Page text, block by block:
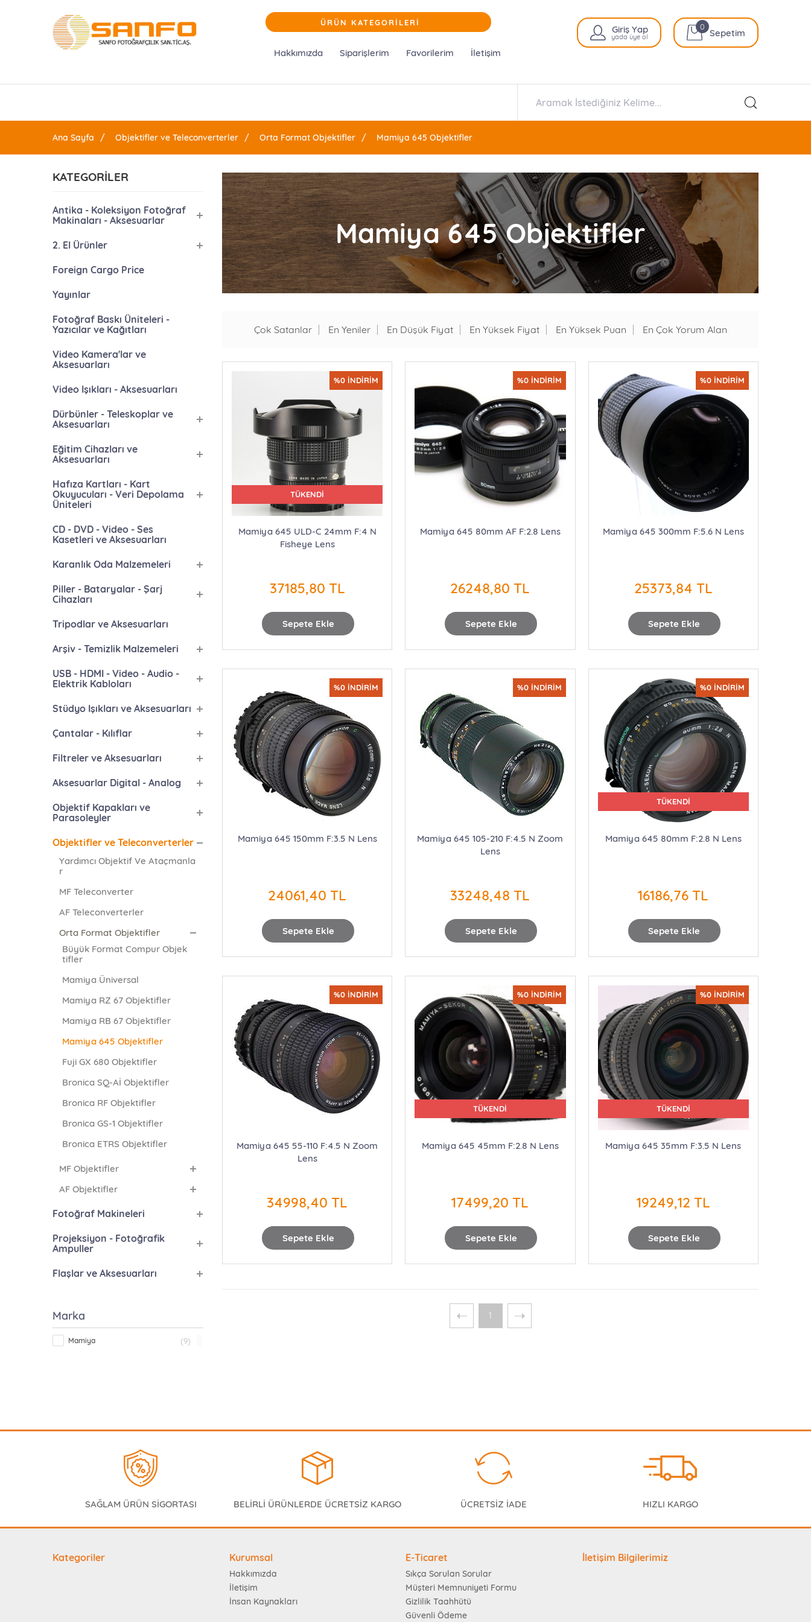
ÜRÜN KATEGORİLERİ
Hakkımızda Siparişlerim Favorilerim İletişim
Giriş Yap
yada üye ol Sepetim
0
Ana Sayfa Objektifler ve Teleconverterler Orta Format Objektifler Mamiya 645 Objektifler
KATEGORİLER
Antika - Koleksiyon Fotoğraf
Makinaları - Aksesuarlar
2. El Ürünler
Foreign Cargo Price
Yayınlar
Fotoğraf Baskı Üniteleri -
Yazıcılar ve Kağıtları
Video Kamera'lar ve
Aksesuarları
Video Işıkları - Aksesuarları
Dürbünler - Teleskoplar ve
Aksesuarları
Eğitim Cihazları ve
Aksesuarları
Hafıza Kartları - Kart
Okuyucuları - Veri Depolama
Üniteleri
CD - DVD - Video - Ses
Kasetleri ve Aksesuarları
Karanlık Oda Malzemeleri
Piller - Bataryalar - Şarj
Cihazları
Tripodlar ve Aksesuarları
Arşiv - Temizlik Malzemeleri
USB - HDMI - Video - Audio -
Elektrik Kabloları
Stüdyo Işıkları ve Aksesuarları
Çantalar - Kılıflar
Filtreler ve Aksesuarları
Aksesuarlar Digital - Analog
Objektif Kapakları ve
Parasoleyler
Objektifler ve Teleconverterler
Yardımcı Objektif Ve Ataçmanla
r
MF Teleconverter
AF Teleconverterler
Orta Format Objektifler
Büyük Format Compur Objek
tifler
Mamiya Üniversal
Mamiya RZ 67 Objektifler
Mamiya RB 67 Objektifler
Mamiya 645 Objektifler
Fuji GX 680 Objektifler
Bronica SQ-Aİ Objektifler
Bronica RF Objektifler
Bronica GS-1 Objektifler
Bronica ETRS Objektifler
MF Objektifler
AF Objektifler
Fotoğraf Makineleri
Projeksiyon - Fotoğrafik
Ampuller
Flaşlar ve Aksesuarları
Marka
Mamiya (9)
Mamiya 645 Objektifler
Çok Satanlar En Yeniler En Düşük Fiyat En Yüksek Fiyat En Yüksek Puan En Çok Yorum Alan
Sepete Ekle
TÜKENDİ
%0 İNDİRİM
Mamiya 645 ULD-C 24mm F:4 N
Fisheye Lens
37185,80 TL
Sepete Ekle
%0 İNDİRİM
Mamiya 645 80mm AF F:2.8 Lens
26248,80 TL
Sepete Ekle
%0 İNDİRİM
Mamiya 645 300mm F:5.6 N Lens
25373,84 TL
Sepete Ekle
%0 İNDİRİM
Mamiya 645 150mm F:3.5 N Lens
24061,40 TL
Sepete Ekle
%0 İNDİRİM
Mamiya 645 105-210 F:4.5 N Zoom
Lens
33248,48 TL
Sepete Ekle
TÜKENDİ
%0 İNDİRİM
Mamiya 645 80mm F:2.8 N Lens
16186,76 TL
Sepete Ekle
%0 İNDİRİM
Mamiya 645 55-110 F:4.5 N Zoom
Lens
34998,40 TL
Sepete Ekle
TÜKENDİ
%0 İNDİRİM
Mamiya 645 45mm F:2.8 N Lens
17499,20 TL
Sepete Ekle
TÜKENDİ
%0 İNDİRİM
Mamiya 645 35mm F:3.5 N Lens
19249,12 TL
1
SAĞLAM ÜRÜN SİGORTASI BELİRLİ ÜRÜNLERDE ÜCRETSİZ KARGO ÜCRETSİZ İADE HIZLI KARGO
Kategoriler Kurumsal
Hakkımızda
İletişim
İnsan Kaynakları
E-Ticaret
Sıkça Sorulan Sorular
Müşteri Memnuniyeti Formu
Gizlilik Taahhütü
Güvenli Ödeme
İletişim Bilgilerimiz